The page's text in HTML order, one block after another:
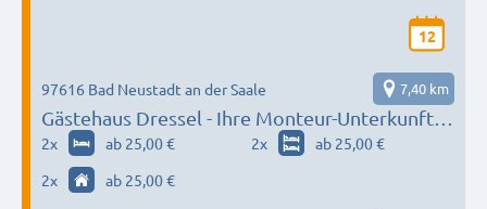
12
Gästehaus Dressel - Ihre Monteur-Unterkunft in
fam. Umgebung für Bad Neustadt
97616 Bad Neustadt an der Saale 7,40 km
2x ab 25,00 € 2x
ab 25,00 €
2x ab 25,00 €